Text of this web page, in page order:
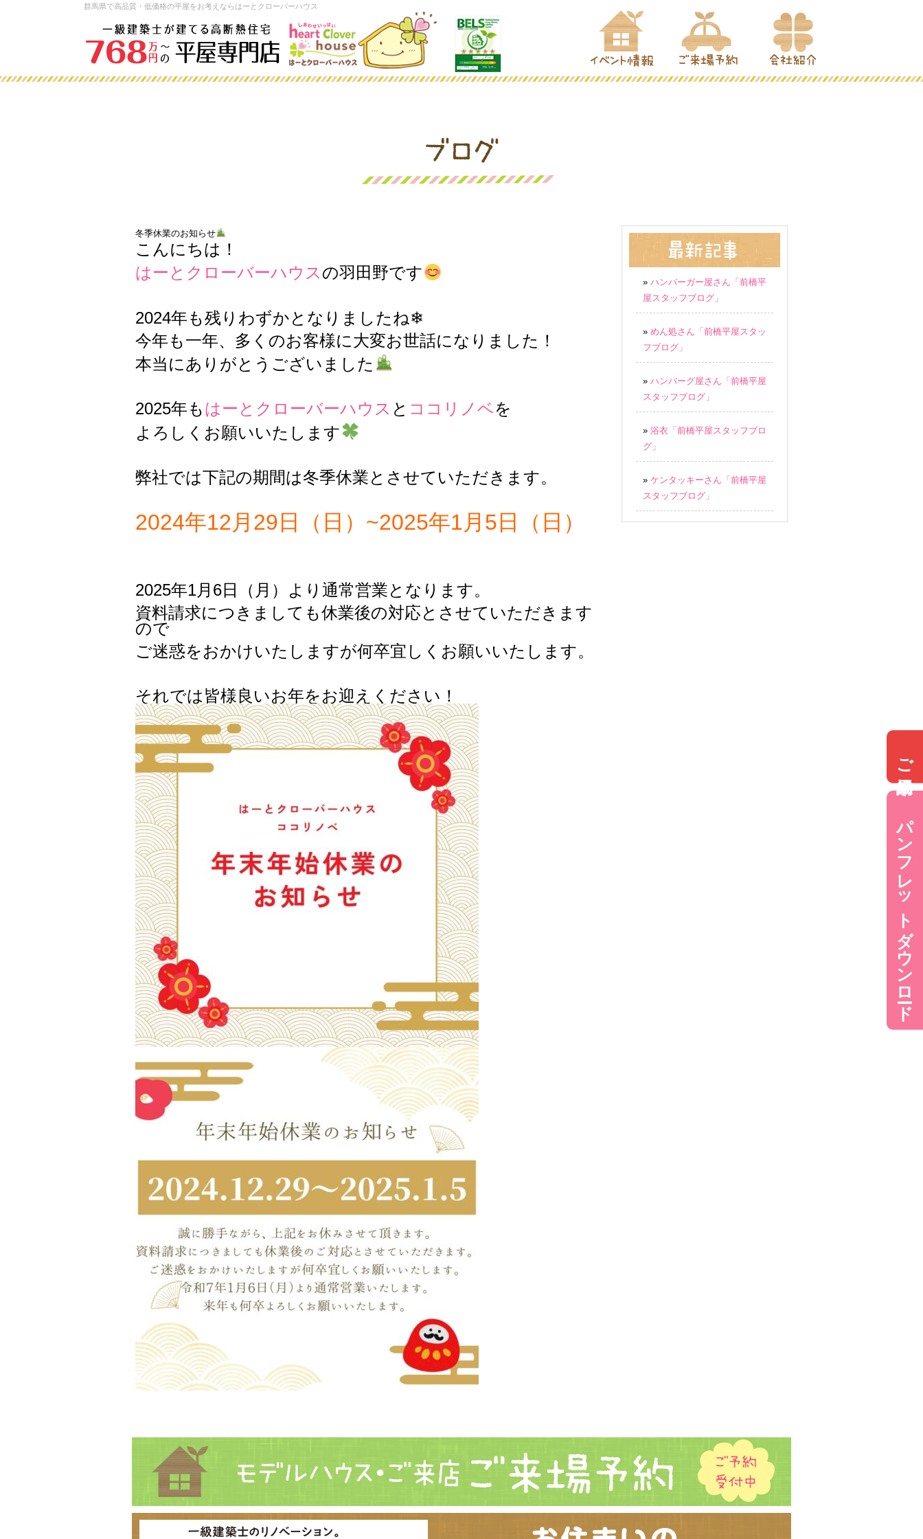
群馬県で高品質・低価格の平屋をお考えならはーとクローバーハウス
冬季休業のお知らせ
こんにちは！
はーとクローバーハウスの羽田野です
2024年も残りわずかとなりましたね❄
今年も一年、多くのお客様に大変お世話になりました！
本当にありがとうございました
2025年もはーとクローバーハウス と ココリノベを
よろしくお願いいたします
弊社では下記の期間は冬季休業とさせていただきます。
2024年12月29日（日）~2025年1月5日（日）
2025年1月6日（月）より通常営業となります。
資料請求につきましても休業後の対応とさせていただきます
ので
ご迷惑をおかけいたしますが何卒宜しくお願いいたします。
それでは皆様良いお年をお迎えください！
» ハンバーガー屋さん「前橋平
屋スタッフブログ」
» めん処さん「前橋平屋スタッ
フブログ」
» ハンバーグ屋さん「前橋平屋
スタッフブログ」
» 浴衣「前橋平屋スタッフブロ
グ」
» ケンタッキーさん「前橋平屋
スタッフブログ」
ご来場予約
パンフレットダウンロード